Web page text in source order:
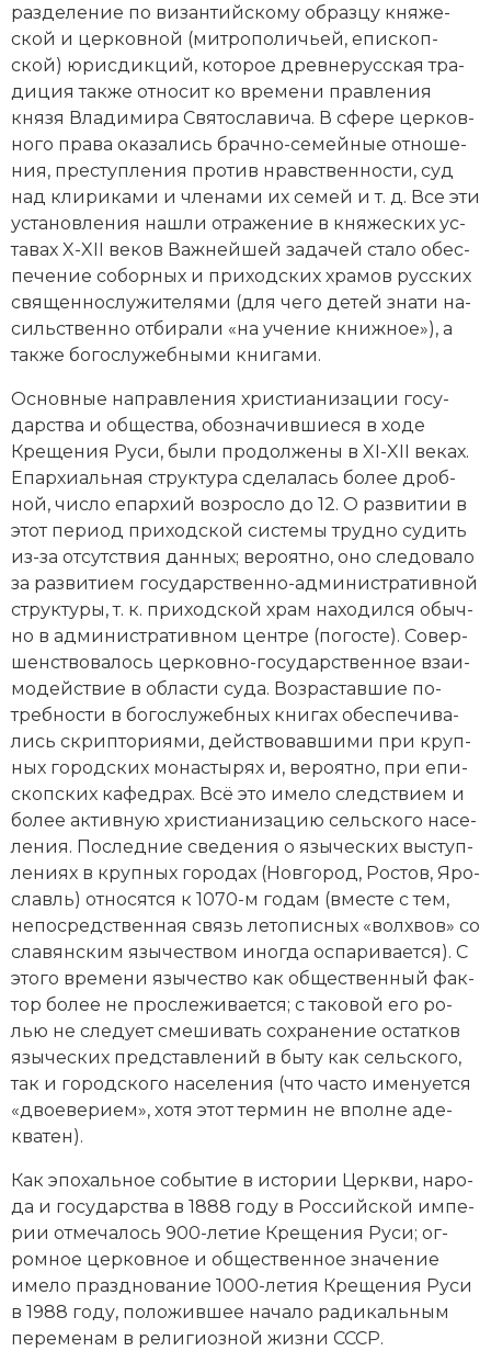
раз­де­ле­ние по ви­зантийскому об­раз­цу кня­же­
ской и цер­ков­ной (ми­тро­по­личь­ей, епи­скоп­
ской) юрис­дик­ций, ко­то­рое древнерусская тра­
ди­ция так­же от­но­сит ко вре­ме­ни прав­ле­ния
князя Вла­ди­ми­ра Свя­то­сла­ви­ча. В сфе­ре цер­ков­
но­го пра­ва ока­за­лись брач­но-се­мей­ные от­но­ше­
ния, пре­сту­п­ле­ния про­тив нрав­ст­вен­но­сти, суд
над кли­ри­ка­ми и чле­нами их се­мей и т. д. Все эти
ус­та­нов­ления на­шли от­ра­же­ние в кня­же­ских ус­
та­вах X-XII веков Важ­ней­шей за­да­чей ста­ло обес­
пе­че­ние со­бор­ных и при­ход­ских хра­мов русских
свя­щен­но­слу­жи­те­ля­ми (для че­го де­тей зна­ти на­
силь­ст­вен­но от­би­ра­ли «на уче­ние книж­ное»), а
так­же бо­го­слу­жеб­ны­ми кни­га­ми.
Ос­нов­ные на­прав­ле­ния хри­стиа­ни­за­ции го­су­
дар­ст­ва и об­ще­ст­ва, обо­зна­чив­шие­ся в хо­де
Крещения Руси, бы­ли про­дол­же­ны в XI-XII веках.
Епар­хи­аль­ная струк­ту­ра сде­ла­лась бо­лее дроб­
ной, чис­ло епар­хий воз­рос­ло до 12. О раз­ви­тии в
этот пе­ри­од при­ход­ской сис­те­мы труд­но су­дить
из-за от­сут­ст­вия дан­ных; ве­ро­ят­но, оно сле­до­ва­ло
за раз­ви­ти­ем государственно-административной
струк­ту­ры, т. к. при­ход­ской храм на­хо­дил­ся обыч­
но в административном цен­тре (по­гос­те). Со­вер­
шен­ст­во­ва­лось цер­ков­но-государственное взаи­
мо­дей­ст­вие в об­лас­ти су­да. Воз­рас­тав­шие по­
треб­но­сти в бо­го­слу­жеб­ных кни­гах обес­пе­чи­ва­
лись скрип­то­рия­ми, дей­ст­во­вав­ши­ми при круп­
ных городских мо­на­сты­рях и, ве­ро­ят­но, при епи­
скоп­ских ка­фед­рах. Всё это име­ло след­ст­ви­ем и
бо­лее ак­тив­ную хри­стиа­ни­за­цию сель­ско­го на­се­
ле­ния. По­след­ние све­де­ния о язы­че­ских вы­сту­п­
ле­ни­ях в круп­ных го­ро­дах (Нов­го­род, Рос­тов, Яро­
славль) от­но­сят­ся к 1070-м годам (вме­сте с тем,
не­по­средственная связь ле­то­пис­ных «вол­хвов» со
славянским язы­че­ст­вом ино­гда ос­па­ри­ва­ет­ся). С
это­го вре­ме­ни язы­че­ст­во как об­щественный фак­
тор бо­лее не про­сле­жи­ва­ет­ся; с та­ко­вой его ро­
лью не сле­ду­ет сме­ши­вать со­хра­не­ние ос­тат­ков
язы­че­ских пред­став­ле­ний в бы­ту как сель­ско­го,
так и городского на­се­ле­ния (что час­то име­ну­ет­ся
«двое­ве­ри­ем», хо­тя этот тер­мин не впол­не аде­
ква­тен).
Как эпо­халь­ное со­бы­тие в ис­то­рии Церк­ви, на­ро­
да и государства в 1888 году в Российской им­пе­
рии от­ме­ча­лось 900-ле­тие Крещения Руси; ог­
ром­ное цер­ков­ное и об­щественное зна­че­ние
име­ло празд­но­ва­ние 1000-ле­тия Крещения Руси
в 1988 году, по­ло­жив­шее на­ча­ло ра­ди­каль­ным
пе­ре­ме­нам в ре­лигиозной жиз­ни СССР.